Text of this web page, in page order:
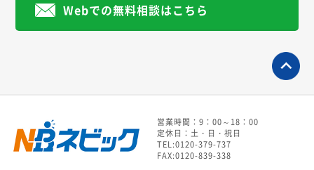
Webでの無料相談はこちら
営業時間：9：00～18：00
定休日：土・日・祝日
TEL:0120-379-737
FAX:0120-839-338